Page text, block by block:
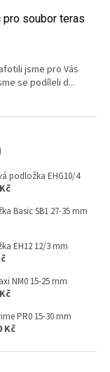
pro soubor teras
jsme pro Vás
se podíleli d...
podložka EHG10/4
Basic SB1 27-35 mm
EH12 12/3 mm
NM0 15-25 mm
PR0 15-30 mm
Kč